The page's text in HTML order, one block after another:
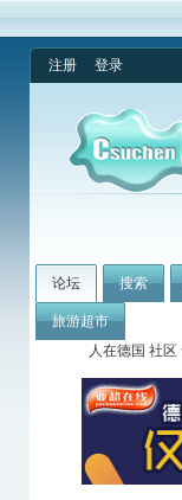
注册 登录
论坛 搜索
旅游超市
人在德国 社区